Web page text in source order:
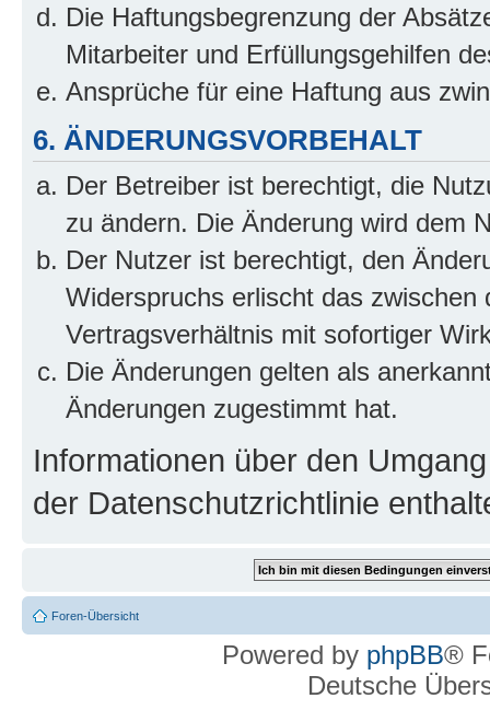
Die Haftungsbegrenzung der
Mitarbeiter und Erfüllungsgehilfen
Ansprüche für eine Haftung aus
6. ÄNDERUNGSVORBEHALT
Der Betreiber ist berechtigt, die
zu ändern. Die Änderung wird dem
Der Nutzer ist berechtigt, den
Widerspruchs erlischt das
Vertragsverhältnis mit sofortiger
Die Änderungen gelten als
Änderungen zugestimmt hat.
Informationen über den
der Datenschutzrichtlinie
Foren-Übersicht
Powered by phpBB®
Deutsche